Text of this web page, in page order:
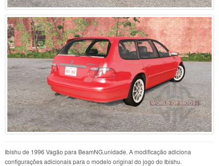
Ibishu de 1996 Vagão para BeamNG.unidade. A modificação adiciona
configurações adicionais para o modelo original do jogo do Ibishu.